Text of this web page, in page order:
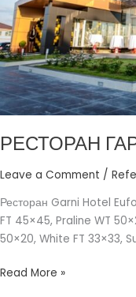
РЕСТОРАН
Leave a Comment /
Ресторан Garni Hotel
FT 45×45, Praline WT
50×20, White FT 33×33,
Read More »